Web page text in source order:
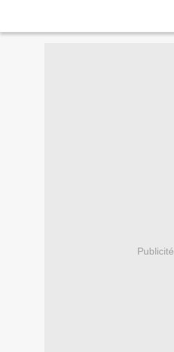
Publicité